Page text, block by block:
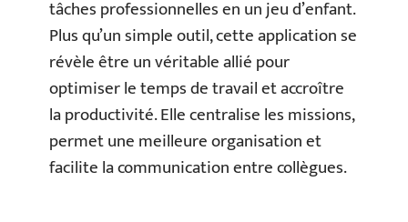
tâches professionnelles en un jeu d’enfant.
Plus qu’un simple outil, cette application se
révèle être un véritable allié pour
optimiser le temps de travail et accroître
la productivité. Elle centralise les missions,
permet une meilleure organisation et
facilite la communication entre collègues.